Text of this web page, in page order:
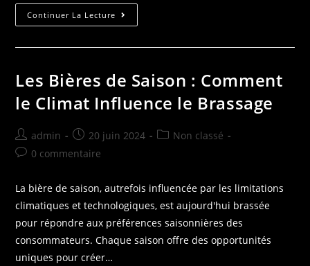
Continuer La Lecture
Les Bières de Saison : Comment
le Climat Influence le Brassage
admin 20 juin 2024
Non classé
0 commentaire
La bière de saison, autrefois influencée par les limitations
climatiques et technologiques, est aujourd'hui brassée
pour répondre aux préférences saisonnières des
consommateurs. Chaque saison offre des opportunités
uniques pour créer…